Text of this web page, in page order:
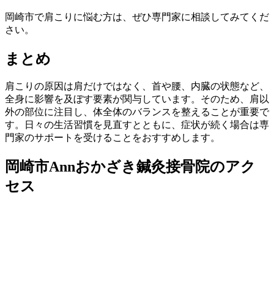
岡崎市で肩こりに悩む方は、ぜひ専門家に相談してみてくだ
さい。
まとめ
肩こりの原因は肩だけではなく、首や腰、内臓の状態など、
全身に影響を及ぼす要素が関与しています。そのため、肩以
外の部位に注目し、体全体のバランスを整えることが重要で
す。日々の生活習慣を見直すとともに、症状が続く場合は専
門家のサポートを受けることをおすすめします。
岡崎市Annおかざき鍼灸接骨院のアク
セス